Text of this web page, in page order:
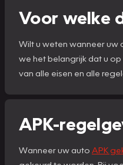
Voor welke
Wilt u weten wanneer uw
we het belangrijk dat u
van alle eisen en alle
APK-
Wanneer uw auto APK